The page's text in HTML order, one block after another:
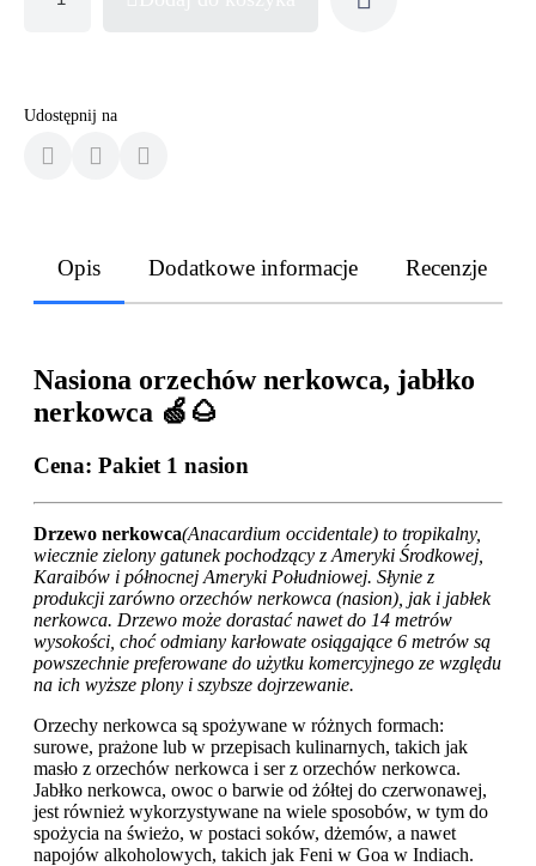
Udostępnij na
Opis Dodatkowe informacje Recenzje
Nasiona orzechów nerkowca, jabłko
nerkowca 🍏🌰
Cena: Pakiet 1 nasion
Drzewo nerkowca(Anacardium occidentale) to tropikalny,
wiecznie zielony gatunek pochodzący z Ameryki Środkowej,
Karaibów i północnej Ameryki Południowej. Słynie z
produkcji zarówno orzechów nerkowca (nasion), jak i jabłek
nerkowca. Drzewo może dorastać nawet do 14 metrów
wysokości, choć odmiany karłowate osiągające 6 metrów są
powszechnie preferowane do użytku komercyjnego ze względu
na ich wyższe plony i szybsze dojrzewanie.
Orzechy nerkowca są spożywane w różnych formach:
surowe, prażone lub w przepisach kulinarnych, takich jak
masło z orzechów nerkowca i ser z orzechów nerkowca.
Jabłko nerkowca, owoc o barwie od żółtej do czerwonawej,
jest również wykorzystywane na wiele sposobów, w tym do
spożycia na świeżo, w postaci soków, dżemów, a nawet
napojów alkoholowych, takich jak Feni w Goa w Indiach.